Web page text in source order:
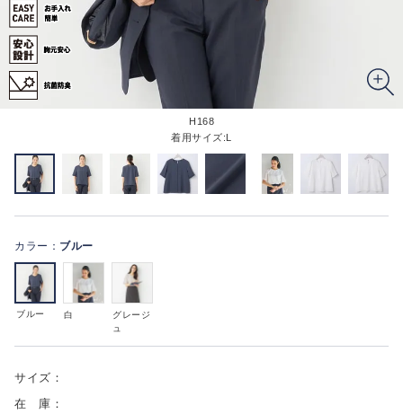
H168
着用サイズ:L
カラー： ブルー
ブルー 白
グレージ
ュ
サイズ：
在 庫：